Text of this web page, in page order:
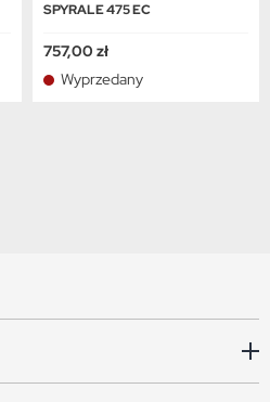
SPYRALE 475 EC
757,00 zł
Wyprzedany